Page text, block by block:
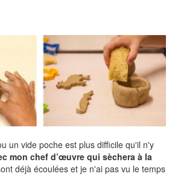
un vide poche est plus difficile qu'il n'y
mon chef d’œuvre qui sèchera à la
déjà écoulées et je n'ai pas vu le temps